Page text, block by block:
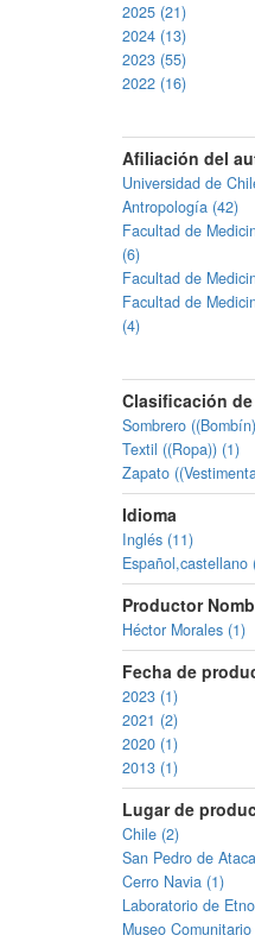
2025 (21)
2024 (13)
2023 (55)
2022 (16)
Afiliación del
Universidad de
Antropología (42)
Facultad de
(6)
Facultad de
Facultad de
(4)
Clasificación
Sombrero
Textil ((Ropa)) (1)
Zapato
Idioma
Inglés (11)
Español,castellano
Productor
Héctor Morales (1)
Fecha de
2023 (1)
2021 (2)
2020 (1)
2013 (1)
Lugar de
Chile (2)
San Pedro de
Cerro Navia (1)
Laboratorio de
Museo